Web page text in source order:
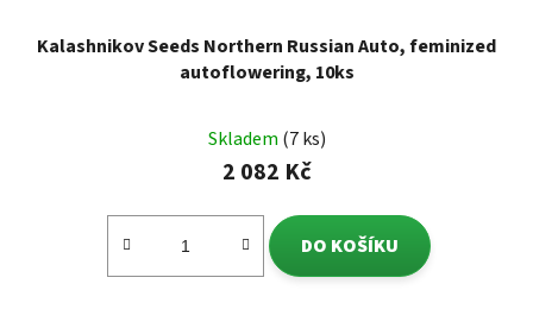
Kalashnikov Seeds Northern Russian Auto, feminized
autoflowering, 10ks
Skladem (7 ks)
2 082 Kč
DO KOŠÍKU